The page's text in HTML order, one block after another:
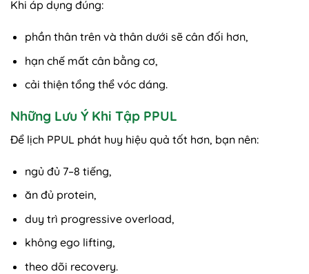
Khi áp dụng đúng:
phần thân trên và thân dưới sẽ cân đối hơn,
hạn chế mất cân bằng cơ,
cải thiện tổng thể vóc dáng.
Những Lưu Ý Khi Tập PPUL
Để lịch PPUL phát huy hiệu quả tốt hơn, bạn nên:
ngủ đủ 7–8 tiếng,
ăn đủ protein,
duy trì progressive overload,
không ego lifting,
theo dõi recovery.